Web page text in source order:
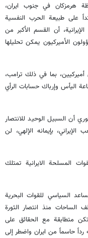
هرمزكان في جنوب ايران،
على طبيعة الحرب النفسية
أن القسم الأكبر من
الأميركيون يمكن تحليلها
بما في ذلك ترامب،
اليأس وإرباك حسابات الرأي
أن السبيل الوحيد للانتصار
بإيمانه الإلهي، لن
المسلحة الايرانية تمتلك
السياسي للقوات البحرية
منذ انتصار الثورة
متطابقة مع الحقائق على
رداً حاسماً من ايران واضطر إلى